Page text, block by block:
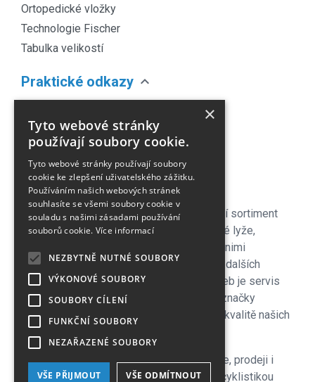
Ortopedické vložky
Technologie Fischer
Tabulka velikostí
Praktické odkazy expand_more
Náš Blog
Obchodní podmínky
Časté dotazy
Kontakt
Pro naše zákazníky je připraven kompletní sortiment
lyžařského vybavení - sjezdové a bežecké lyže,
lyžařské a běžecké boty, snowboardy a s nimi
související vybavení, oblečení a celá řada dalších
doplňků. Důležitou součástí zimních služeb je servis
lyží i snowboardů na špičkových strojích značky
Wintersteiger zkušenými servismeny. Na kvalitě našich
servisů si velmi zakládáme!
V letní sezoně se plně věnujeme cyklistice, prodeji i
servisu kol a nabízíme veškeré služby s cyklistikou
×
Tyto webové stránky
používají soubory cookie.
Tyto webové stránky používají soubory
cookie ke zlepšení uživatelského zážitku.
Používáním našich webových stránek
souhlasíte se všemi soubory cookie v
souladu s našimi zásadami používání
souborů cookie. Více informací
NEZBYTNĚ NUTNÉ SOUBORY
VÝKONOVÉ SOUBORY
SOUBORY CÍLENÍ
FUNKČNÍ SOUBORY
NEZAŘAZENÉ SOUBORY
VŠE PŘIJMOUT VŠE ODMÍTNOUT